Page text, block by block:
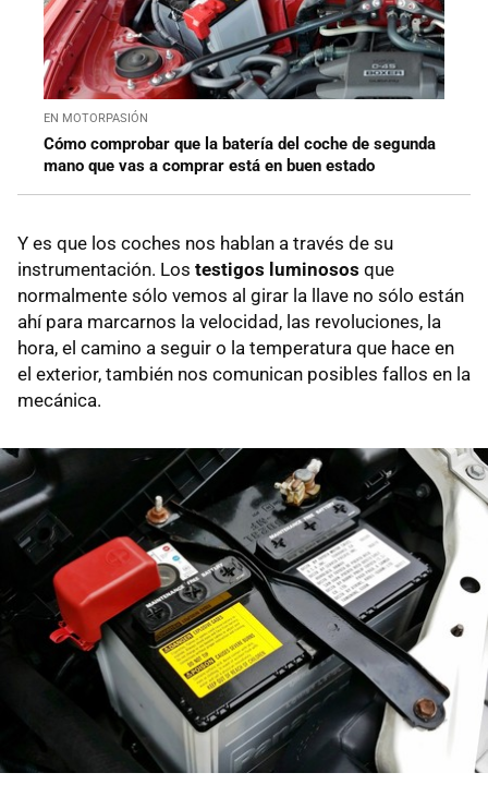
EN MOTORPASIÓN
Cómo comprobar que la batería del coche de segunda
mano que vas a comprar está en buen estado
Y es que los coches nos hablan a través de su
instrumentación. Los testigos luminosos que
normalmente sólo vemos al girar la llave no sólo están
ahí para marcarnos la velocidad, las revoluciones, la
hora, el camino a seguir o la temperatura que hace en
el exterior, también nos comunican posibles fallos en la
mecánica.